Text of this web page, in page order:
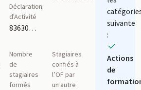
Déclaration
d'Activité
83630387263
Nombre
de
stagiaires
formés
Stagiaires
confiés à
l’OF par
un autre
suivante
:
Actions
de